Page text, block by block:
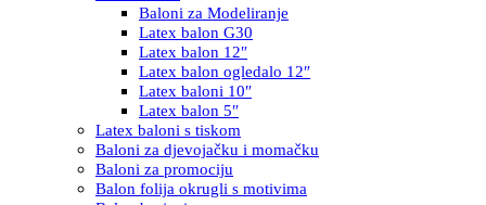
Baloni za Modeliranje
Latex balon G30
Latex balon 12″
Latex balon ogledalo 12″
Latex baloni 10″
Latex balon 5″
Latex baloni s tiskom
Baloni za djevojačku i momačku
Baloni za promociju
Balon folija okrugli s motivima